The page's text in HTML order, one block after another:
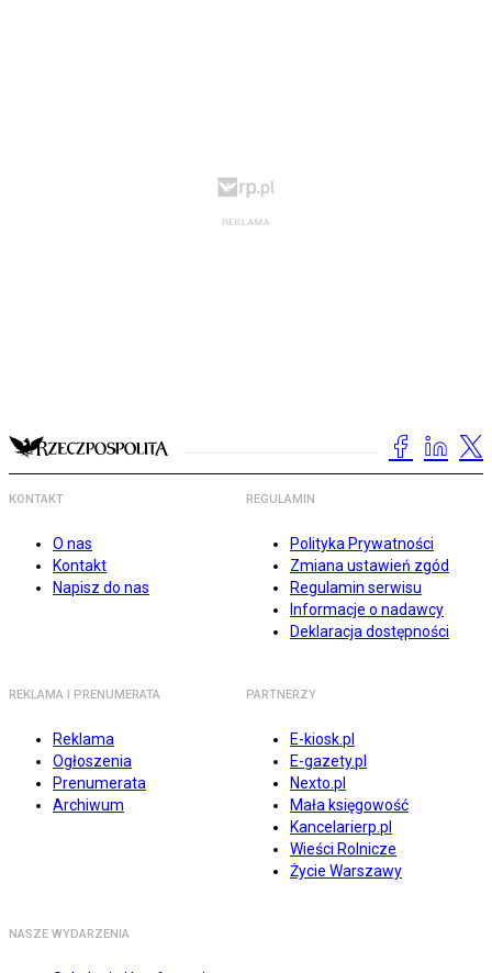
KONTAKT
O nas
Kontakt
Napisz do nas
REGULAMIN
Polityka Prywatności
Zmiana ustawień zgód
Regulamin serwisu
Informacje o nadawcy
Deklaracja dostępności
REKLAMA I PRENUMERATA
Reklama
Ogłoszenia
Prenumerata
Archiwum
PARTNERZY
E-kiosk.pl
E-gazety.pl
Nexto.pl
Mała księgowość
Kancelarierp.pl
Wieści Rolnicze
Życie Warszawy
NASZE WYDARZENIA